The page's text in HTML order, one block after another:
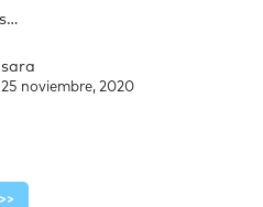
sara
25 noviembre, 2020
>>